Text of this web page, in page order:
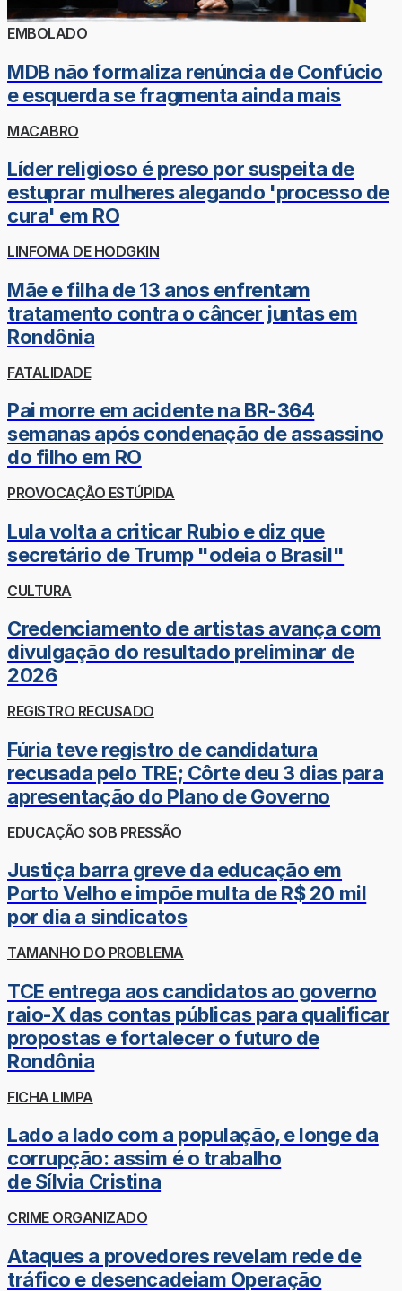
EMBOLADO
MDB não formaliza renúncia de Confúcio
e esquerda se fragmenta ainda mais
MACABRO
Líder religioso é preso por suspeita de
estuprar mulheres alegando 'processo de
cura' em RO
LINFOMA DE HODGKIN
Mãe e filha de 13 anos enfrentam
tratamento contra o câncer juntas em
Rondônia
FATALIDADE
Pai morre em acidente na BR-364
semanas após condenação de assassino
do filho em RO
PROVOCAÇÃO ESTÚPIDA
Lula volta a criticar Rubio e diz que
secretário de Trump "odeia o Brasil"
CULTURA
Credenciamento de artistas avança com
divulgação do resultado preliminar de
2026
REGISTRO RECUSADO
Fúria teve registro de candidatura
recusada pelo TRE; Côrte deu 3 dias para
apresentação do Plano de Governo
EDUCAÇÃO SOB PRESSÃO
Justiça barra greve da educação em
Porto Velho e impõe multa de R$ 20 mil
por dia a sindicatos
TAMANHO DO PROBLEMA
TCE entrega aos candidatos ao governo
raio-X das contas públicas para qualificar
propostas e fortalecer o futuro de
Rondônia
FICHA LIMPA
Lado a lado com a população, e longe da
corrupção: assim é o trabalho
de Sílvia Cristina
CRIME ORGANIZADO
Ataques a provedores revelam rede de
tráfico e desencadeiam Operação